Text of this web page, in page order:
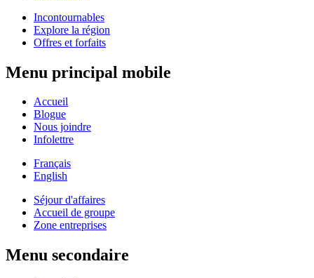
Incontournables
Explore la région
Offres et forfaits
Menu principal mobile
Accueil
Blogue
Nous joindre
Infolettre
Français
English
Séjour d'affaires
Accueil de groupe
Zone entreprises
Menu secondaire